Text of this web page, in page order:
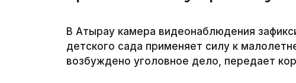
В Атырау камера видеонаблюдения
детского сада применяет силу к
возбуждено уголовное дело, передает